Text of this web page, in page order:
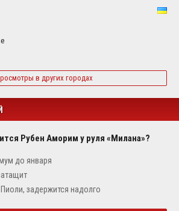
в других городах
Рубен Аморим у руля «Милана»?
до января
задержится надолго